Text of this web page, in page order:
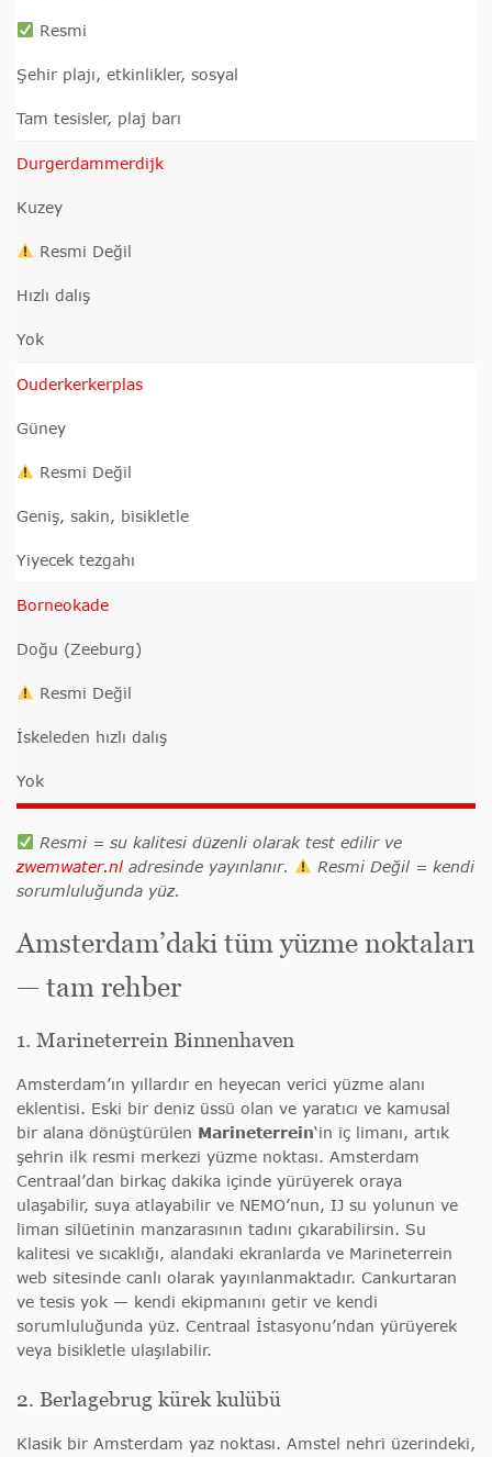
Resmi
Şehir plajı, etkinlikler, sosyal
Tam tesisler, plaj barı
Durgerdammerdijk
Kuzey
Resmi Değil
Hızlı dalış
Yok
Ouderkerkerplas
Güney
Resmi Değil
Geniş, sakin, bisikletle
Yiyecek tezgahı
Borneokade
Doğu (Zeeburg)
Resmi Değil
İskeleden hızlı dalış
Yok
Resmi = su kalitesi düzenli olarak test edilir ve
zwemwater.nl adresinde yayınlanır.
Resmi Değil = kendi
sorumluluğunda yüz.
Amsterdam’daki tüm yüzme noktaları
— tam rehber
1. Marineterrein Binnenhaven
Amsterdam’ın yıllardır en heyecan verici yüzme alanı
eklentisi. Eski bir deniz üssü olan ve yaratıcı ve kamusal
bir alana dönüştürülen Marineterrein‘in iç limanı, artık
şehrin ilk resmi merkezi yüzme noktası. Amsterdam
Centraal’dan birkaç dakika içinde yürüyerek oraya
ulaşabilir, suya atlayabilir ve NEMO’nun, IJ su yolunun ve
liman silüetinin manzarasının tadını çıkarabilirsin. Su
kalitesi ve sıcaklığı, alandaki ekranlarda ve Marineterrein
web sitesinde canlı olarak yayınlanmaktadır. Cankurtaran
ve tesis yok — kendi ekipmanını getir ve kendi
sorumluluğunda yüz. Centraal İstasyonu’ndan yürüyerek
veya bisikletle ulaşılabilir.
2. Berlagebrug kürek kulübü
Klasik bir Amsterdam yaz noktası. Amstel nehri üzerindeki,